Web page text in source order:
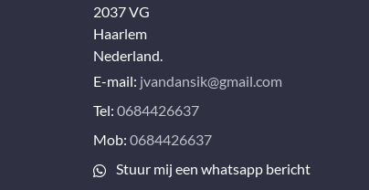
2037 VG
Haarlem
Nederland.
E-mail: jvandansik@gmail.com
Tel: 0684426637
Mob: 0684426637
Stuur mij een whatsapp bericht